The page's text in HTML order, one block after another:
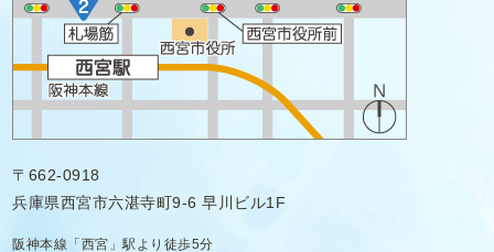
〒662-0918
兵庫県西宮市六湛寺町9-6 早川ビル1F
阪神本線「西宮」駅より徒歩5分